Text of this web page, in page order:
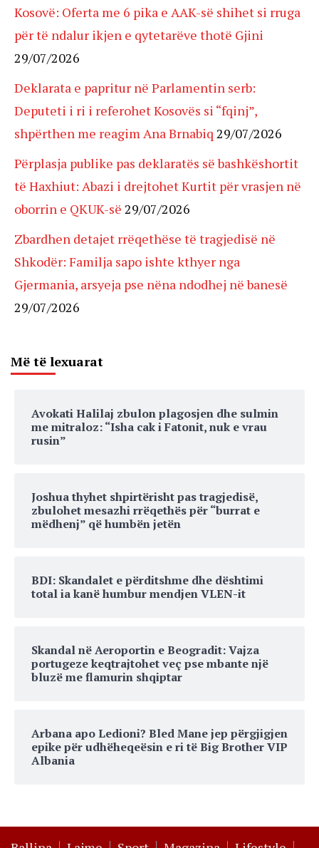
Kosovë: Oferta me 6 pika e AAK-së shihet si rruga
për të ndalur ikjen e qytetarëve thotë Gjini
29/07/2026
Deklarata e papritur në Parlamentin serb:
Deputeti i ri i referohet Kosovës si “fqinj”,
shpërthen me reagim Ana Brnabiq 29/07/2026
Përplasja publike pas deklaratës së bashkëshortit
të Haxhiut: Abazi i drejtohet Kurtit për vrasjen në
oborrin e QKUK-së 29/07/2026
Zbardhen detajet rrëqethëse të tragjedisë në
Shkodër: Familja sapo ishte kthyer nga
Gjermania, arsyeja pse nëna ndodhej në banesë
29/07/2026
Më të lexuarat
Avokati Halilaj zbulon plagosjen dhe sulmin
me mitraloz: “Isha cak i Fatonit, nuk e vrau
rusin”
Joshua thyhet shpirtërisht pas tragjedisë,
zbulohet mesazhi rrëqethës për “burrat e
mëdhenj” që humbën jetën
BDI: Skandalet e përditshme dhe dështimi
total ia kanë humbur mendjen VLEN-it
Skandal në Aeroportin e Beogradit: Vajza
portugeze keqtrajtohet veç pse mbante një
bluzë me flamurin shqiptar
Arbana apo Ledioni? Bled Mane jep përgjigjen
epike për udhëheqeësin e ri të Big Brother VIP
Albania